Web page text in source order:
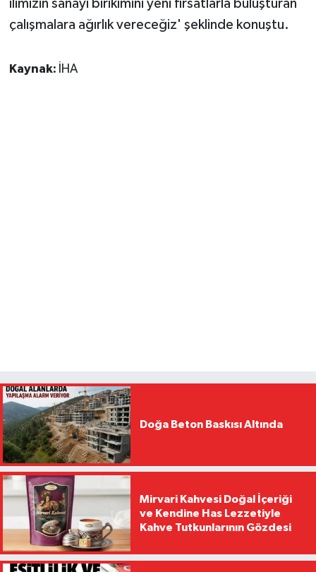
ilimizin sanayi birikimini yeni fırsatlarla buluşturan
çalışmalara ağırlık vereceğiz' şeklinde konuştu.
Kaynak: İHA
Doğa Beton Baskısı Altında
Mirvari Kahvesi Doğal İçeriği
ve Kendine Has Lezzetiyle
Kahve Tutkunlarının Gözdesi